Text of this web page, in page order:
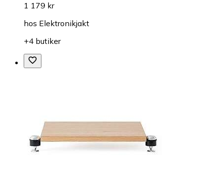
1 179 kr
hos Elektronikjakt
+4 butiker